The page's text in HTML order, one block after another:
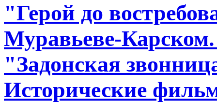
"Герой до
Муравьеве-Ка
"Задонск​ая
Исторические